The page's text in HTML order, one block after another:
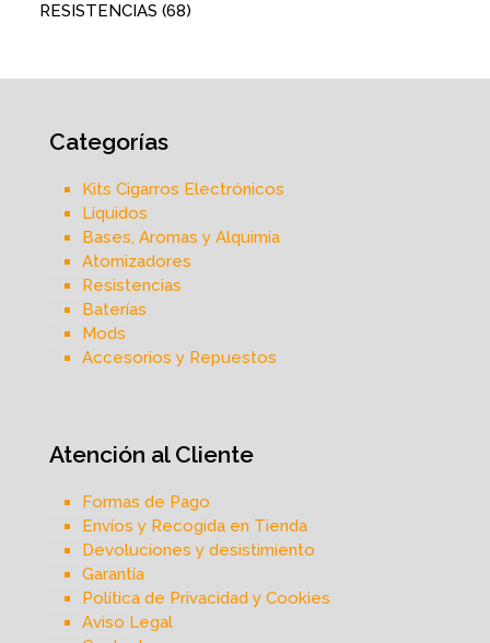
RESISTENCIAS (68)
Categorías
Kits Cigarros Electrónicos
Líquidos
Bases, Aromas y Alquimia
Atomizadores
Resistencias
Baterías
Mods
Accesorios y Repuestos
Atención al Cliente
Formas de Pago
Envíos y Recogida en Tienda
Devoluciones y desistimiento
Garantía
Política de Privacidad y Cookies
Aviso Legal